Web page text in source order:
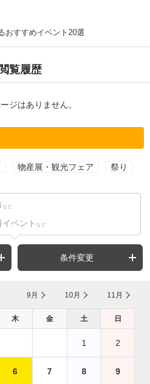
おすすめイベント20選
閲覧履歴
ジはありません。
物産展・観光フェア 祭り
など
ベント など
条件変更
9月 10月 11月
木 金 土 日
1 2
6 7 8 9